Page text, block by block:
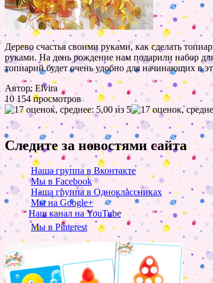
Дерево счастья своими руками, как сделать
руками. На день рождение нам подарили набор
топиарий будет очень удобно для начинающих в
Автор: Elvira
10 154 просмотров
Следите за новостями сайта
Наша группа в Вконтакте
Мы в Facebook
Наша группа в Одноклассниках
Мы на Google+
Наш канал на YouTube
Мы в Pinterest